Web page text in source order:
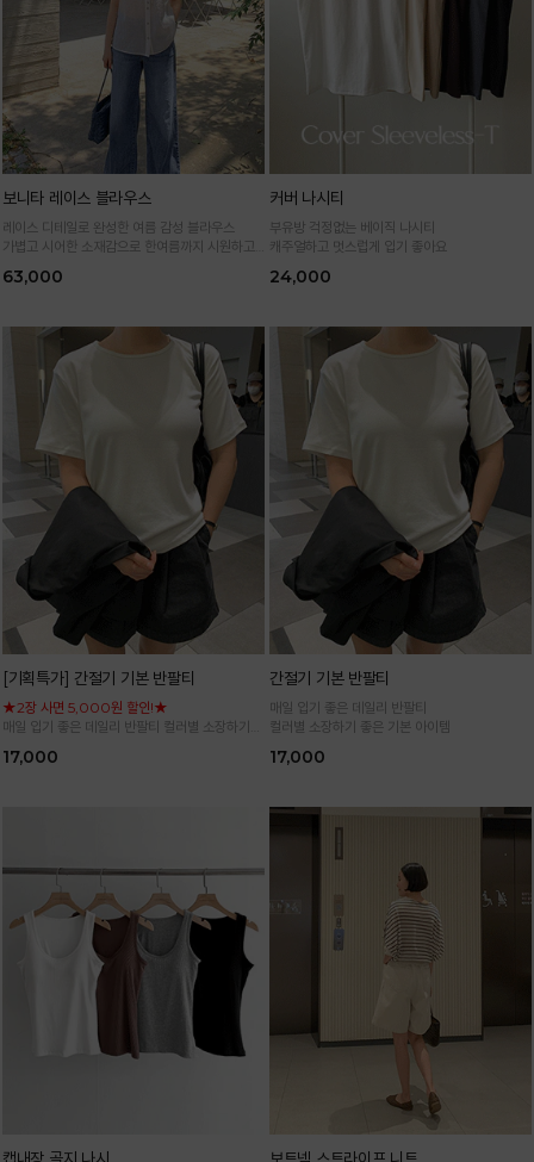
보니타 레이스 블라우스
레이스 디테일로 완성한 여름 감성 블라우스
가볍고 시어한 소재감으로 한여름까지 시원하고
63,000
커버 나시티
부유방 걱정없는 베이직 나시티
캐주얼하고 멋스럽게 입기 좋아요
24,000
[기획특가] 간절기 기본 반팔티
★2장 사면 5,000원 할인!★
매일 입기 좋은 데일리 반팔티 컬러별 소장하기
17,000
간절기 기본 반팔티
매일 입기 좋은 데일리 반팔티
컬러별 소장하기 좋은 기본 아이템
17,000